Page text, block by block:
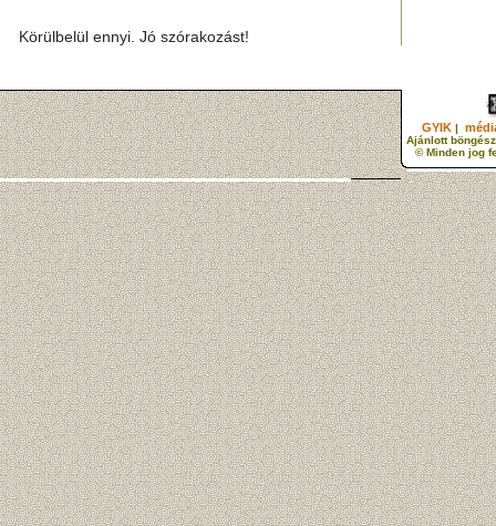
Körülbelül ennyi. Jó szórakozást!
GYIK |
Ajánlott
© Minden jog